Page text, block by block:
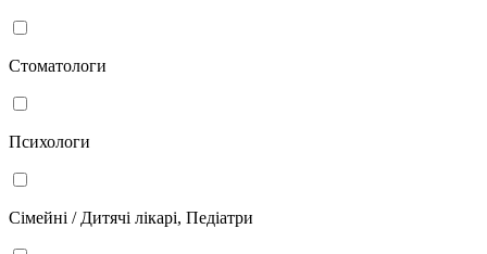
Стоматологи
Психологи
Сімейні / Дитячі лікарі, Педіатри